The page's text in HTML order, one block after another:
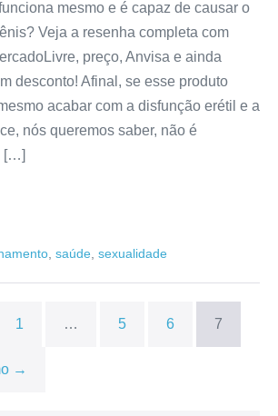
mesmo e é capaz de causar o
Veja a resenha completa com
preço, Anvisa e ainda
desconto! Afinal, se esse produto
acabar com a disfunção erétil e a
nós queremos saber, não é
[…]
saúde sexualidade
1 … 5 6 7
→